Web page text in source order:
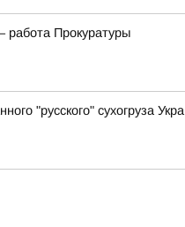
работа Прокуратуры
"русского" сухогруза